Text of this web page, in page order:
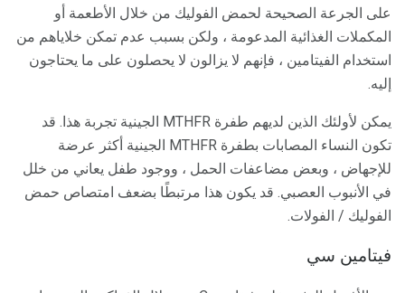
على الجرعة الصحيحة لحمض الفوليك من خلال الأطعمة أو
المكملات الغذائية المدعومة ، ولكن بسبب عدم تمكن خلاياهم من
استخدام الفيتامين ، فإنهم لا يزالون لا يحصلون على ما يحتاجون
إليه.
يمكن لأولئك الذين لديهم طفرة MTHFR الجينية تجربة هذا. قد
تكون النساء المصابات بطفرة MTHFR الجينية أكثر عرضة
للإجهاض ، وبعض مضاعفات الحمل ، ووجود طفل يعاني من خلل
في الأنبوب العصبي. قد يكون هذا مرتبطًا بضعف امتصاص حمض
الفوليك / الفولات.
فيتامين سي